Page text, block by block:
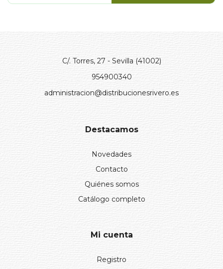
C/. Torres, 27 - Sevilla (41002)
954900340
administracion@distribucionesrivero.es
Destacamos
Novedades
Contacto
Quiénes somos
Catálogo completo
Mi cuenta
Registro